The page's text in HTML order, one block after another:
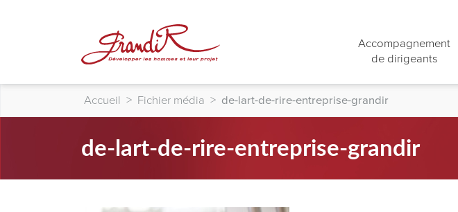
Accompagnement
de dirigeants
Accueil > Fichier média > de-lart-de-rire-entreprise-grandir
de-lart-de-rire-entreprise-grandir